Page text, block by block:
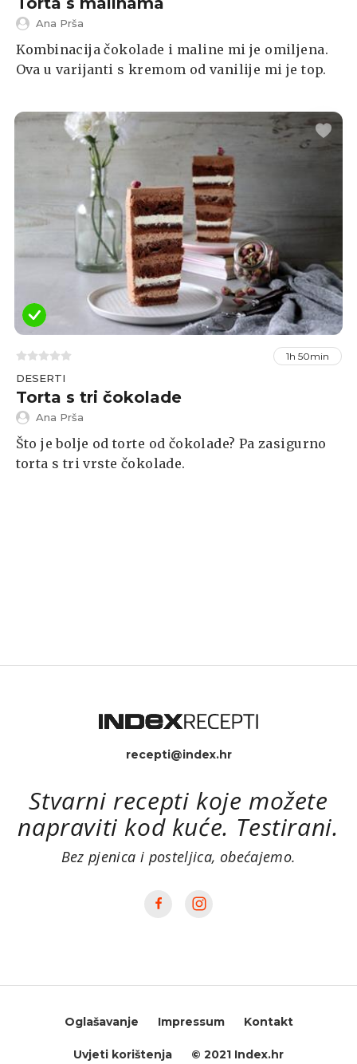
Ana Prša
Kombinacija čokolade i maline mi je omiljena.
Ova u varijanti s kremom od vanilije mi je top.
1h 50min
DESERTI
Torta s tri čokolade
Ana Prša
Što je bolje od torte od čokolade? Pa zasigurno
torta s tri vrste čokolade.
recepti@index.hr
Stvarni recepti koje možete
napraviti kod kuće. Testirani.
Bez pjenica i posteljica, obećajemo.
Oglašavanje Impressum Kontakt
Uvjeti korištenja © 2021 Index.hr